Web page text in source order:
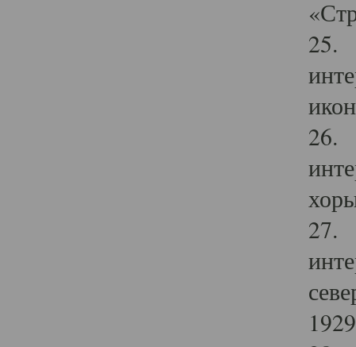
25.
26.
27.